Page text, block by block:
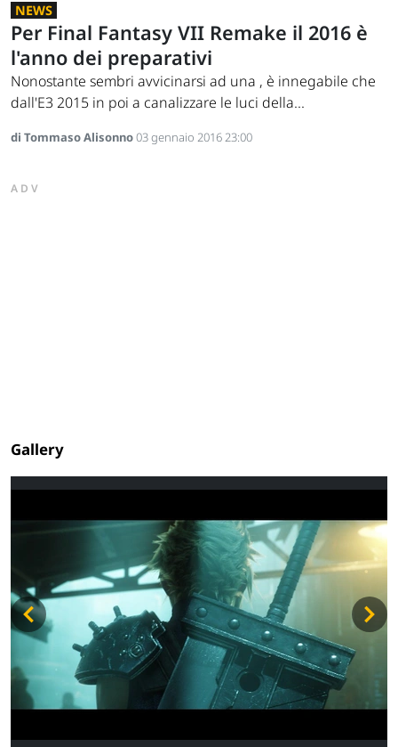
NEWS
Per Final Fantasy VII Remake il 2016 è
l'anno dei preparativi
Nonostante sembri avvicinarsi ad una , è innegabile che
dall'E3 2015 in poi a canalizzare le luci della...
di Tommaso Alisonno03 gennaio 2016 23:00
ADV
Gallery